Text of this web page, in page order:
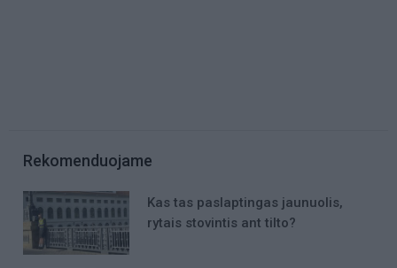
Rekomenduojame
Kas tas paslaptingas jaunuolis,
rytais stovintis ant tilto?